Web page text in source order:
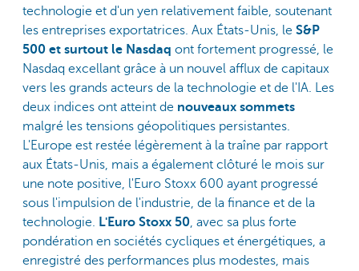
technologie et d'un yen relativement faible, soutenant
les entreprises exportatrices. Aux États-Unis, le S&P
500 et surtout le Nasdaq ont fortement progressé, le
Nasdaq excellant grâce à un nouvel afflux de capitaux
vers les grands acteurs de la technologie et de l'IA. Les
deux indices ont atteint de nouveaux sommets
malgré les tensions géopolitiques persistantes.
L'Europe est restée légèrement à la traîne par rapport
aux États-Unis, mais a également clôturé le mois sur
une note positive, l'Euro Stoxx 600 ayant progressé
sous l'impulsion de l'industrie, de la finance et de la
technologie. L'Euro Stoxx 50, avec sa plus forte
pondération en sociétés cycliques et énergétiques, a
enregistré des performances plus modestes, mais